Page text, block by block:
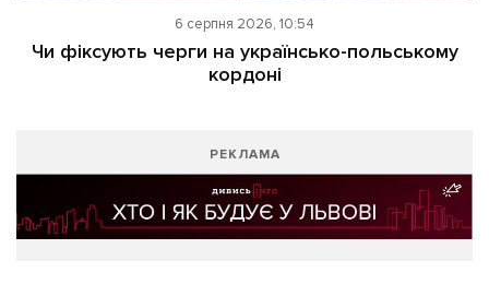
6 серпня 2026, 10:54
Чи фіксують черги на українсько-польському
кордоні
РЕКЛАМА